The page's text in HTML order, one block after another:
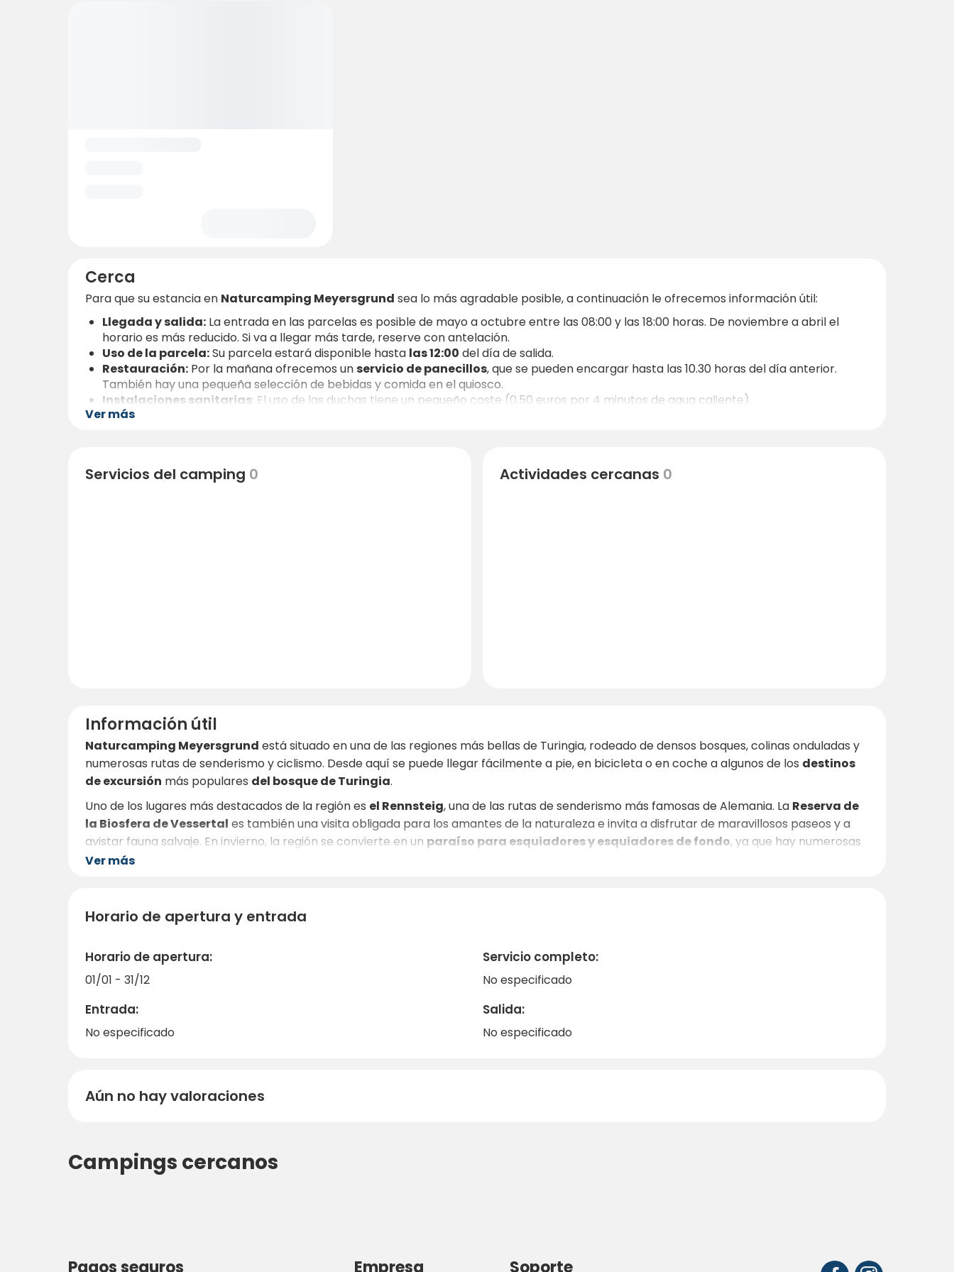
Cerca
Para que su estancia en Naturcamping Meyersgrund sea lo más agradable posible, a continuación le ofrecemos información útil:
Llegada y salida: La entrada en las parcelas es posible de mayo a octubre entre las 08:00 y las 18:00 horas. De noviembre a abril el
horario es más reducido. Si va a llegar más tarde, reserve con antelación.
Uso de la parcela:Su parcela estará disponible hasta las 12:00 del día de salida.
Restauración: Por la mañana ofrecemos un servicio de panecillos, que se pueden encargar hasta las 10.30 horas del día anterior.
También hay una pequeña selección de bebidas y comida en el quiosco.
Instalaciones sanitarias: El uso de las duchas tiene un pequeño coste (0,50 euros por 4 minutos de agua caliente).
Wi-Fi:
Periodos de descanso:Por favor, respete las horas de descanso de 22:00 a 07:00para garantizar una estancia relajante para todos
Ver más
Servicios del camping 0 Actividades cercanas 0
Información útil
Naturcamping Meyersgrund está situado en una de las regiones más bellas de Turingia, rodeado de densos bosques, colinas onduladas y
numerosas rutas de senderismo y ciclismo. Desde aquí se puede llegar fácilmente a pie, en bicicleta o en coche a algunos de los destinos
de excursión más populares del bosque de Turingia.
Uno de los lugares más destacados de la región es el Rennsteig, una de las rutas de senderismo más famosas de Alemania. La Reserva de
la Biosfera de Vessertal es también una visita obligada para los amantes de la naturaleza e invita a disfrutar de maravillosos paseos y a
avistar fauna salvaje. En invierno, la región se convierte en un paraíso para esquiadores y esquiadores de fondo, ya que hay numerosas
pistas de esquí de fondo y pistas de esquí
los muchosbalnearios de la zona.
invitan a relajarse después de un día ajetreado.
Ver más
Horario de apertura y entrada
Horario de apertura:
01/01 - 31/12
Servicio completo:
No especificado
Entrada:
No especificado
Salida:
No especificado
Aún no hay valoraciones
Campings cercanos
Pagos seguros Empresa Soporte